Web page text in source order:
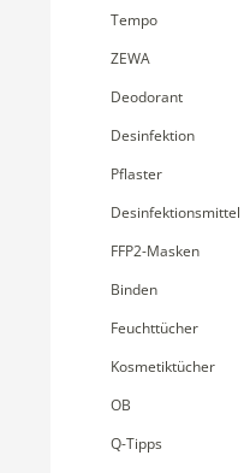
Tempo
ZEWA
Deodorant
Desinfektion
Pflaster
Desinfektionsmittel
FFP2-Masken
Binden
Feuchttücher
Kosmetiktücher
OB
Q-Tipps